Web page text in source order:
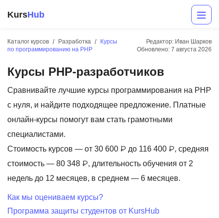
KursHub
Каталог курсов Разработка
Курсы
по программированию на PHP
Редактор: Иван Шарков
Обновлено: 7 августа 2026
Курсы PHP-разработчиков
Сравнивайте лучшие курсы программирования на PHP
с нуля, и найдите подходящее предложение. Платные
онлайн-курсы помогут вам стать грамотными
специалистами.
Стоимость курсов — от 30 600 ₽ до 116 400 ₽, средняя
стоимость — 80 348 ₽, длительность обучения от 2
недель до 12 месяцев, в среднем — 6 месяцев.
Как мы оцениваем курсы?
Программа защиты студентов от KursHub
Разработка
Маркетинг
Аналитика
Менеджмент